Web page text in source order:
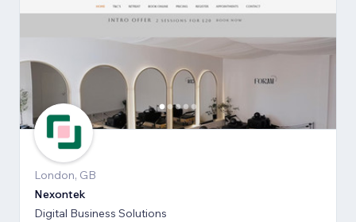
London, GB
Nexontek
Digital Business Solutions